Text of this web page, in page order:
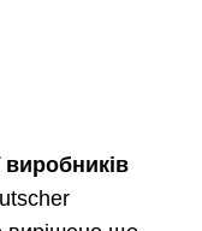
виробників